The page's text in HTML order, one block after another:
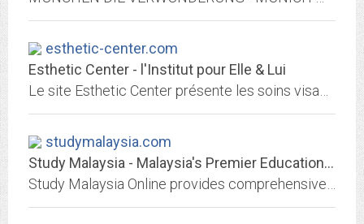
esthetic-center.com
Esthetic Center - l'Institut pour Elle & Lui
studymalaysia.com
Study Malaysia - Malaysia's Premier Education Resource Guide Online -...